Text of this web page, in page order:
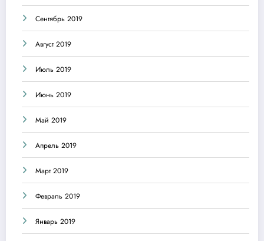
Сентябрь 2019
Август 2019
Июль 2019
Июнь 2019
Май 2019
Апрель 2019
Март 2019
Февраль 2019
Январь 2019